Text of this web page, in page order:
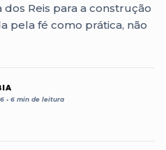
Reis para a construção
pela fé como prática, não
• 6 min de leitura